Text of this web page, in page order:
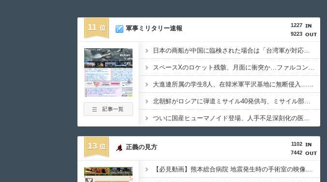
11
1227
9223
軍事ミリタリー速報
日本の商船が中国に臨検された場合は「台湾軍が対応」と台湾軍トップ！
スペースXのロケット残骸、月面に衝突か…ファルコン9の上段！
大進連所属の学生8人、在韓米軍平沢基地に無断侵入…米軍により身柄拘束！
北朝鮮がロシアに弾道ミサイル40発供与、ミサイル部隊90人派遣開始…さらに80発見通し！
ついに国産ヒューマノイド登場、人手不足深刻化の医療・製造現場などでの活用想定！
13
1102
7442
正義の見方
【必見動画】熊本総合病院 地震発生時の手術室の映像が色んな意味で衝撃的だと話題に